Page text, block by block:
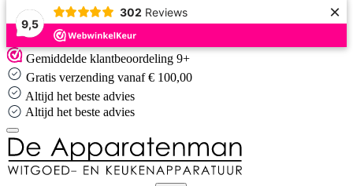
9,5
302 Reviews ×
Skip
to
content
Gemiddelde klantbeoordeling 9+
Gratis verzending vanaf € 100,00
Altijd het beste advies
Altijd het beste advies